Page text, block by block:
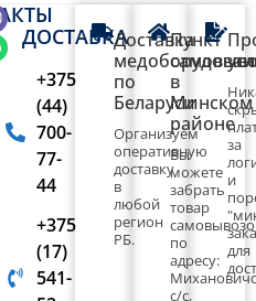
+375
(44)
700-
77-
44
+375
(17)
541-
ДОСТАВКАДоставка
по
Беларуси
Организуем
оперативную
доставку
в
любой
регион
РБ.
Пункт
в
Минском
районе
Вы
можете
забрать
товар
по
адресу:
с/с,
за
и
для